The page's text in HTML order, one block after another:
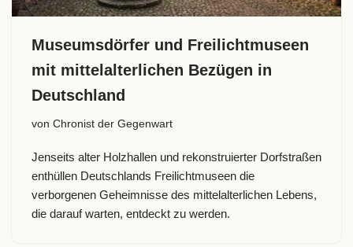
Museumsdörfer und Freilichtmuseen
mit mittelalterlichen Bezügen in
Deutschland
von Chronist der Gegenwart
Jenseits alter Holzhallen und rekonstruierter Dorfstraßen
enthüllen Deutschlands Freilichtmuseen die
verborgenen Geheimnisse des mittelalterlichen Lebens,
die darauf warten, entdeckt zu werden.